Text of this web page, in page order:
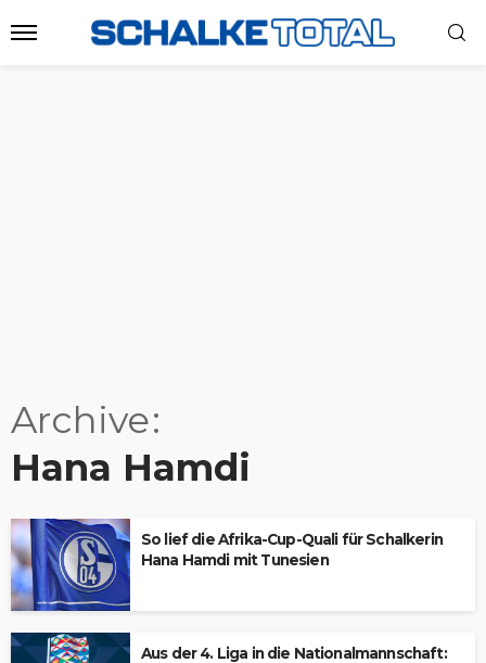
Archive
Hana Hamdi
So lief die Afrika-Cup-Quali für Schalkerin
Hana Hamdi mit Tunesien
Aus der 4. Liga in die Nationalmannschaft: